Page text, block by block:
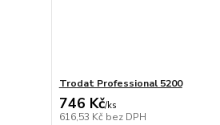
Trodat Professional 5200
746 Kč/ks
616,53 Kč bez DPH